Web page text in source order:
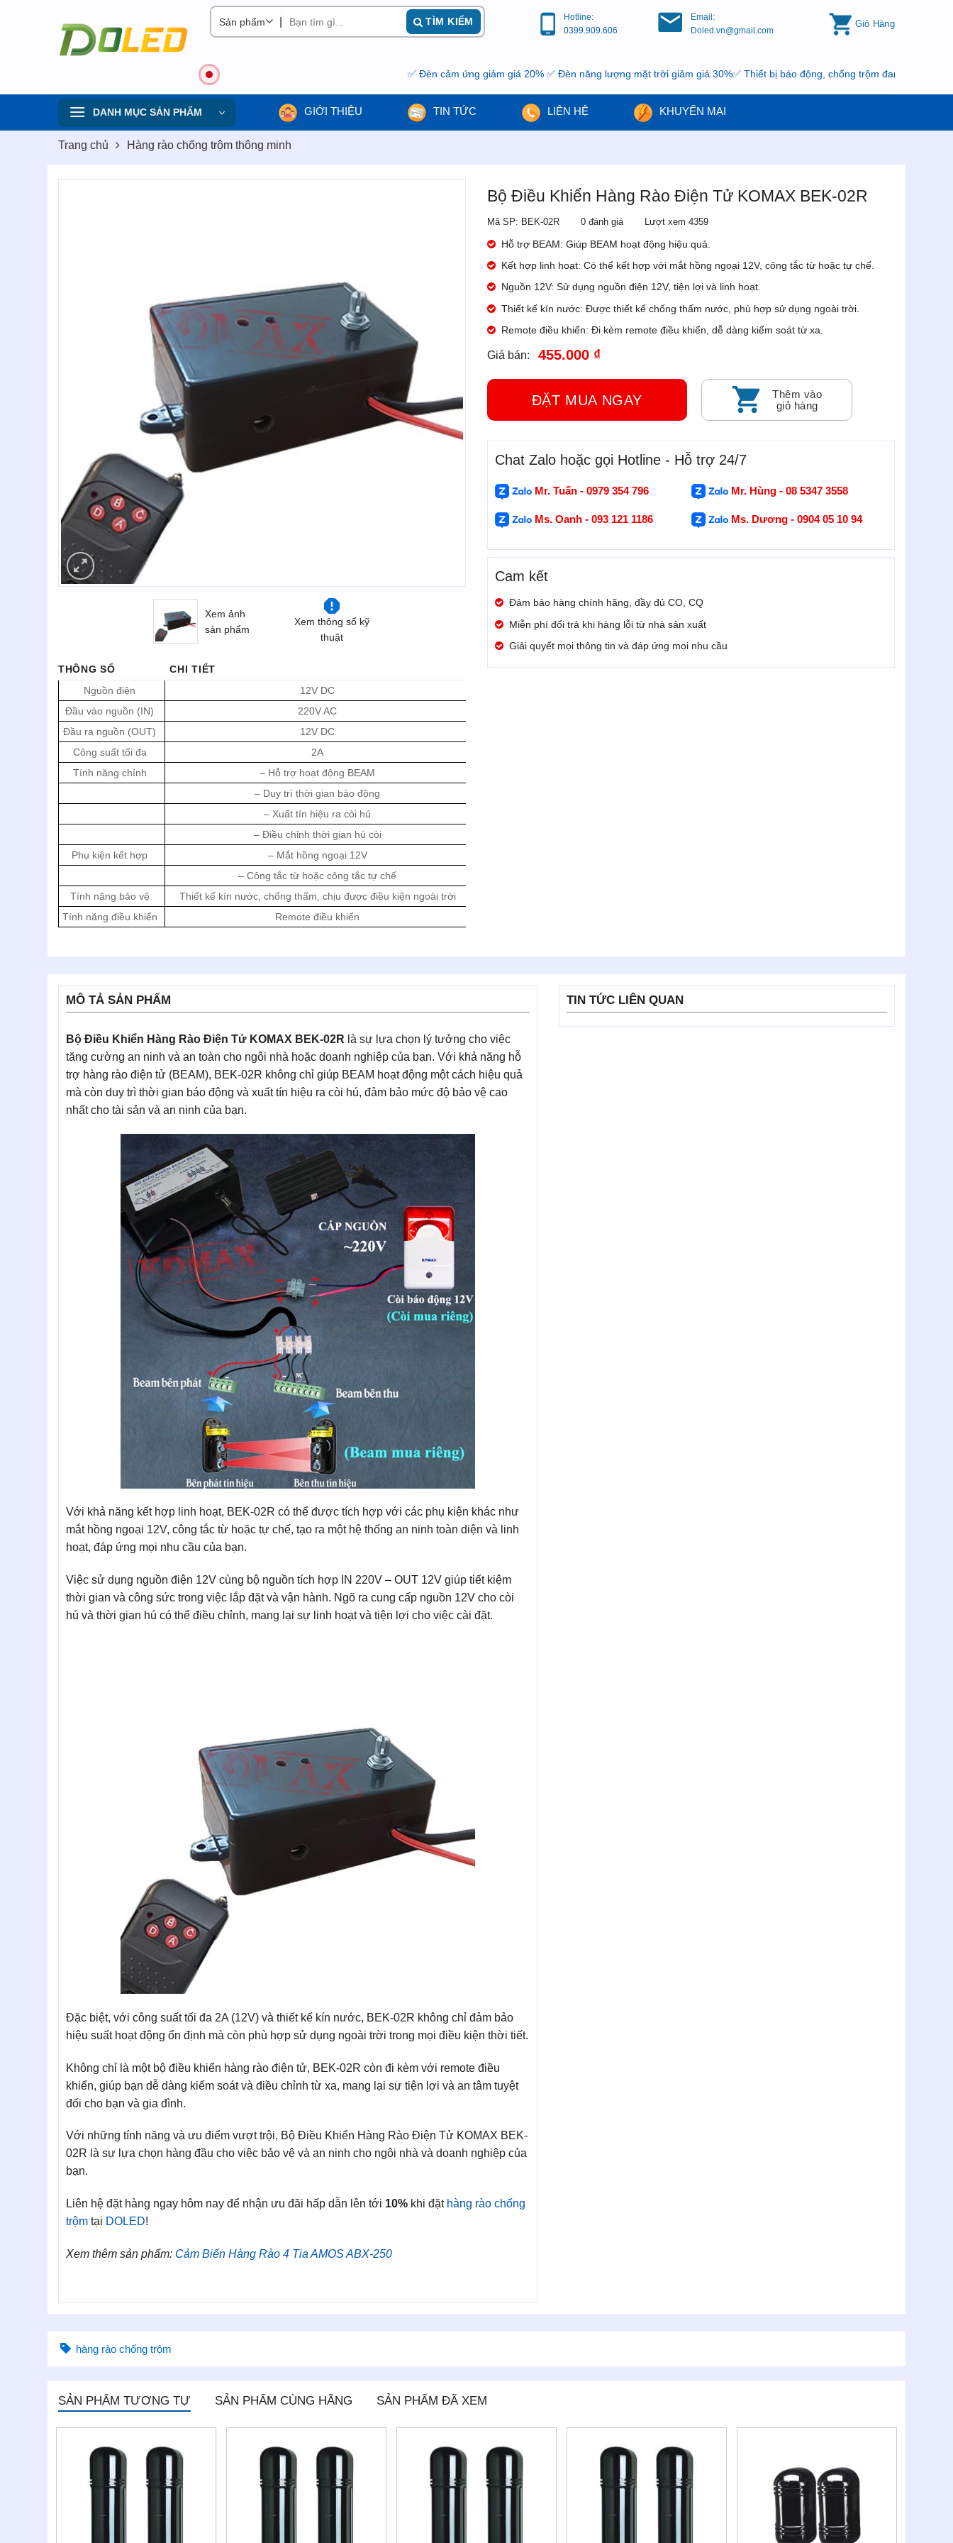
TÌM KIẾM
Hotline:
0399.909.606
Email:
Doled.vn@gmail.com
Giỏ Hàng
✅ Đèn cảm ứng giảm giá 20% ✅ Đèn năng lượng mặt trời giảm giá 30%✅ Thiết bị báo động, chống trộm đang có khuyến mại,
DANH MỤC SẢN PHẨM GIỚI THIỆU TIN TỨC LIÊN HỆ KHUYẾN MẠI
Trang chủ Hàng rào chống trộm thông minh
Xem ảnh
sản phẩm
Xem thông số kỹ
thuật
THÔNG SỐ
CHI TIẾT
Nguồn điện
12V DC
Đầu vào nguồn (IN)
220V AC
Đầu ra nguồn (OUT)
12V DC
Công suất tối đa
2A
Tính năng chính
– Hỗ trợ hoạt động BEAM
– Duy trì thời gian báo động
– Xuất tín hiệu ra còi hú
– Điều chỉnh thời gian hú còi
Phụ kiện kết hợp
– Mắt hồng ngoại 12V
– Công tắc từ hoặc công tắc tự chế
Tính năng bảo vệ
Thiết kế kín nước, chống thấm, chịu được điều kiện ngoài trời
Tính năng điều khiển
Remote điều khiển
Bộ Điều Khiển Hàng Rào Điện Tử KOMAX BEK-02R
Mã SP: BEK-02R 0 đánh giá Lượt xem 4359
Hỗ trợ BEAM: Giúp BEAM hoạt động hiệu quả.
Kết hợp linh hoạt: Có thể kết hợp với mắt hồng ngoại 12V, công tắc từ hoặc tự chế.
Nguồn 12V: Sử dụng nguồn điện 12V, tiện lợi và linh hoạt.
Thiết kế kín nước: Được thiết kế chống thấm nước, phù hợp sử dụng ngoài trời.
Remote điều khiển: Đi kèm remote điều khiển, dễ dàng kiểm soát từ xa.
Giá bán: 455.000 ₫
ĐẶT MUA NGAY
Thêm vào
giỏ hàng
Chat Zalo hoặc gọi Hotline - Hỗ trợ 24/7
Mr. Tuấn - 0979 354 796 Mr. Hùng - 08 5347 3558
Ms. Oanh - 093 121 1186 Ms. Dương - 0904 05 10 94
Cam kết
Đảm bảo hàng chính hãng, đầy đủ CO, CQ
Miễn phí đổi trả khi hàng lỗi từ nhà sản xuất
Giải quyết mọi thông tin và đáp ứng mọi nhu cầu
MÔ TẢ SẢN PHẨM
Bộ Điều Khiển Hàng Rào Điện Tử KOMAX BEK-02R là sự lựa chọn lý tưởng cho việc
tăng cường an ninh và an toàn cho ngôi nhà hoặc doanh nghiệp của bạn. Với khả năng hỗ
trợ hàng rào điện tử (BEAM), BEK-02R không chỉ giúp BEAM hoạt động một cách hiệu quả
mà còn duy trì thời gian báo động và xuất tín hiệu ra còi hú, đảm bảo mức độ bảo vệ cao
nhất cho tài sản và an ninh của bạn.
Với khả năng kết hợp linh hoạt, BEK-02R có thể được tích hợp với các phụ kiện khác như
mắt hồng ngoại 12V, công tắc từ hoặc tự chế, tạo ra một hệ thống an ninh toàn diện và linh
hoạt, đáp ứng mọi nhu cầu của bạn.
Việc sử dụng nguồn điện 12V cùng bộ nguồn tích hợp IN 220V – OUT 12V giúp tiết kiệm
thời gian và công sức trong việc lắp đặt và vận hành. Ngõ ra cung cấp nguồn 12V cho còi
hú và thời gian hú có thể điều chỉnh, mang lại sự linh hoạt và tiện lợi cho việc cài đặt.
Đặc biệt, với công suất tối đa 2A (12V) và thiết kế kín nước, BEK-02R không chỉ đảm bảo
hiệu suất hoạt động ổn định mà còn phù hợp sử dụng ngoài trời trong mọi điều kiện thời tiết.
Không chỉ là một bộ điều khiển hàng rào điện tử, BEK-02R còn đi kèm với remote điều
khiển, giúp bạn dễ dàng kiểm soát và điều chỉnh từ xa, mang lại sự tiện lợi và an tâm tuyệt
đối cho bạn và gia đình.
Với những tính năng và ưu điểm vượt trội, Bộ Điều Khiển Hàng Rào Điện Tử KOMAX BEK-
02R là sự lựa chọn hàng đầu cho việc bảo vệ và an ninh cho ngôi nhà và doanh nghiệp của
bạn.
Liên hệ đặt hàng ngay hôm nay để nhận ưu đãi hấp dẫn lên tới 10% khi đặt hàng rào chống
trộm tại DOLED!
Xem thêm sản phẩm: Cảm Biến Hàng Rào 4 Tia AMOS ABX-250
TIN TỨC LIÊN QUAN
hàng rào chống trộm
SẢN PHẨM TƯƠNG TỰ SẢN PHẨM CÙNG HÃNG SẢN PHẨM ĐÃ XEM